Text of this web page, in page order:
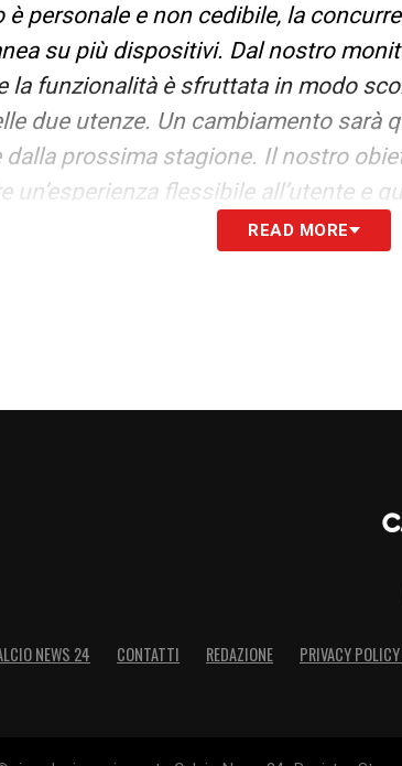
è personale e non cedibile, la
su più dispositivi. Dal nostro
la funzionalità è sfruttata in modo
due utenze. Un cambiamento sarà
prossima stagione. Il nostro
un’esperienza flessibile all’utente e
alle diverse esigenze, per
READ MORE
NEWS 24 CONTATTI REDAZIONE PRIVACY